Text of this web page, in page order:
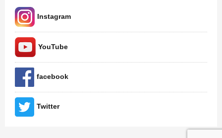
Instagram
YouTube
facebook
Twitter